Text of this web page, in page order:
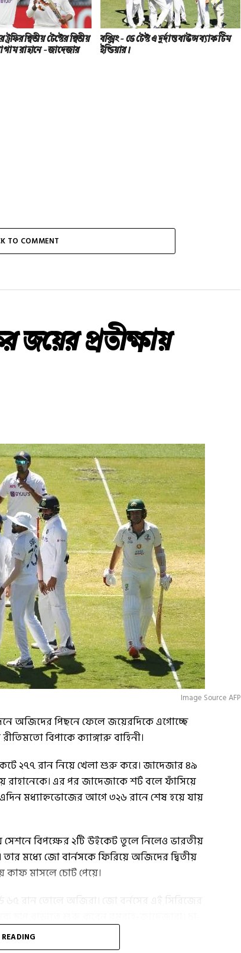
দ্বিতীয় টেস্টের দ্বিতীয়
রাহানে – জাদেজার
বক্সিং – ডে টেস্ট এ দুর্দান্ত বাউন্স ব্যাক টিম
ইন্ডিয়ার।
TO COMMENT
প্রতীক্ষায়
Image Source AFP
অজিদের পিছনে ফেলে জয়েরদিকে এগোচ্ছে
বিপাকে ক্যাঙ্গারু বাহিনী।
২৭৭ রান নিয়ে খেলা শুরু করে। জাদেজার ৪৯
রাহানেকে। এর পর জাদেজাকে শর্ট বলে ফাঁসিয়ে
মধ্যাহ্নভোজের আগে ৩২৬ রানে শেষ হয়ে যায়
সেশনে বিপক্ষের ২টি উইকেট তুলে নিলেও ভারতীয়
মধ্যে জো বার্নসকে ফিরিয়ে অজিদের দ্বিতীয়
কাফ মাসলে চোট পেয়ে।
বোল্ড করেন বুমরাহ। মাত্র ৮ রানে প্যাভিলিয়নে
যাওয়া ওপেনার ম্যাথু ওয়েডকে জাদেজা ফেরানোর